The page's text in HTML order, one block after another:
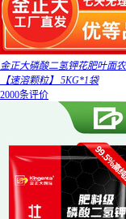
金正大磷酸二氢钾花肥叶面
【速溶颗粒】 5KG*1袋
2000条评价